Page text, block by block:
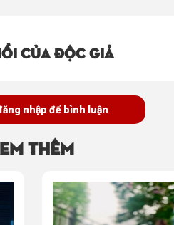
của độc giả
nhập để bình luận
thêm